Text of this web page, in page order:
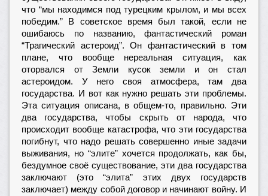
что “мы находимся под турецким крылом, и мы всех
победим.” В советское время был такой, если не
ошибаюсь по названию, фантастический роман
“Трагический астероид”. Он фантастический в том
плане, что вообще нереальная ситуация, как
оторвался от Земли кусок земли и он стал
астероидом. У него своя атмосфера, там два
государства. И вот как нужно решать эти проблемы.
Эта ситуация описана, в общем-то, правильно. Эти
два государства, чтобы скрыть от народа, что
происходит вообще катастрофа, что эти государства
погибнут, что надо решать совершенно иные задачи
выживания, но “элите” хочется продолжать, как бы,
бездумное своё существование, эти два государства
заключают (это “элита” этих двух государств
заключает) между собой договор и начинают войну. И